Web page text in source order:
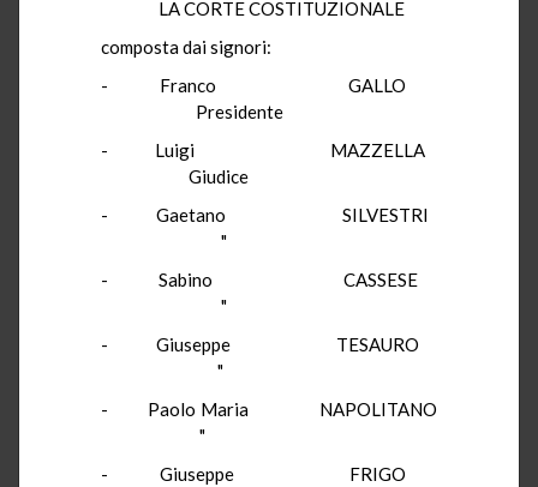
LA CORTE COSTITUZIONALE
composta dai signori:
- Franco GALLO
Presidente
- Luigi MAZZELLA
Giudice
- Gaetano SILVESTRI
"
- Sabino CASSESE
"
- Giuseppe TESAURO
"
- Paolo Maria NAPOLITANO
"
- Giuseppe FRIGO